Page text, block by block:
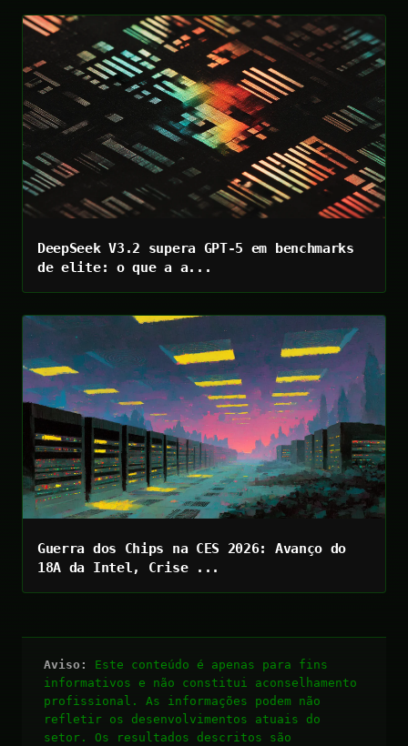
DeepSeek V3.2 supera GPT-5 em benchmarks
de elite: o que a a...
Guerra dos Chips na CES 2026: Avanço do
18A da Intel, Crise ...
Aviso:
Este conteúdo é apenas para fins
informativos e não constitui aconselhamento
profissional. As informações podem não
refletir os desenvolvimentos atuais do
setor. Os resultados descritos são